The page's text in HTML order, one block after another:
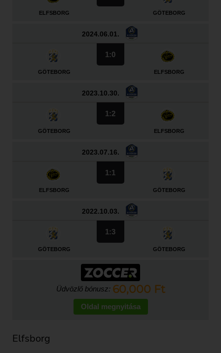
ELFSBORG GÖTEBORG
2024.06.01.
GÖTEBORG
1:0
ELFSBORG
2023.10.30.
GÖTEBORG
1:2
ELFSBORG
2023.07.16.
ELFSBORG
1:1
GÖTEBORG
2022.10.03.
GÖTEBORG
1:3
GÖTEBORG
Üdvözlő bónusz: 60,000 Ft
Oldal megnyitása
Elfsborg